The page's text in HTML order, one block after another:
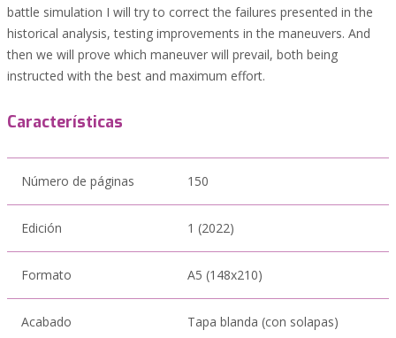
battle simulation I will try to correct the failures presented in the
historical analysis, testing improvements in the maneuvers. And
then we will prove which maneuver will prevail, both being
instructed with the best and maximum effort.
Características
Número de páginas 150
Edición 1 (2022)
Formato A5 (148x210)
Acabado Tapa blanda (con solapas)